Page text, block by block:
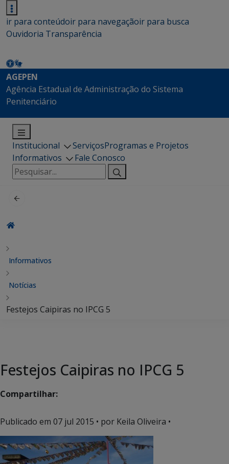
ir para conteúdoir para navegaçãoir para busca
Ouvidoria Transparência
AGEPEN
Agência Estadual de Administração do Sistema
Penitenciário
Institucional ServiçosProgramas e Projetos
Informativos
Fale Conosco
Pesquisar
por:
Informativos
Notícias
Festejos Caipiras no IPCG 5
Festejos Caipiras no IPCG 5
Compartilhar:
Publicado em 07 jul 2015 • por Keila Oliveira •